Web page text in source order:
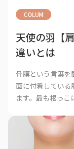
COLUM
天使の羽【
違いとは
骨膜という言葉を
面に付着している
ます。最も根っこ